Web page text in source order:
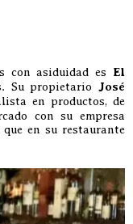
con asiduidad es El
Su propietario José
en productos, de
con su empresa
en su restaurante